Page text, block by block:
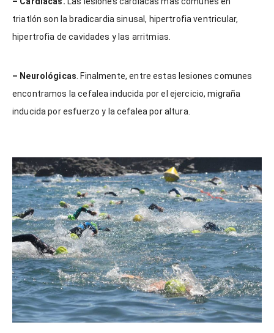
triatlón son la bradicardia sinusal, hipertrofia ventricular,
hipertrofia de cavidades y las arritmias.
– Neurológicas. Finalmente, entre estas lesiones comunes
encontramos la cefalea inducida por el ejercicio, migraña
inducida por esfuerzo y la cefalea por altura.